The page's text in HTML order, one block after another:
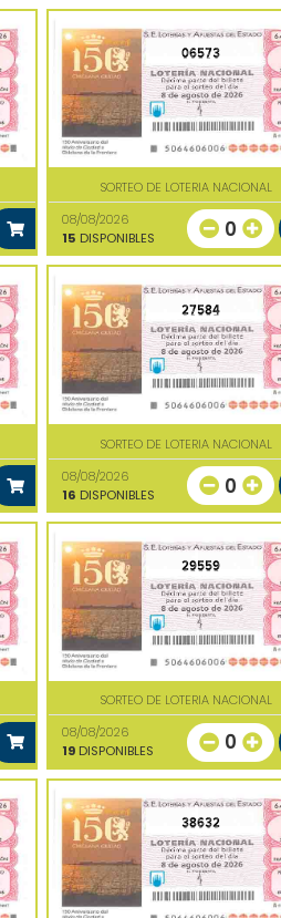
06573
SORTEO DE LOTERIA NACIONAL
08/08/2026
15 DISPONIBLES 0
27584
SORTEO DE LOTERIA NACIONAL
08/08/2026
16 DISPONIBLES 0
29559
SORTEO DE LOTERIA NACIONAL
08/08/2026
19DISPONIBLES 0
38632